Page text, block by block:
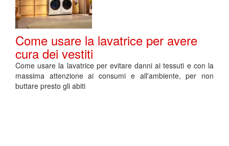
Come usare la lavatrice per avere
cura dei vestiti
Come usare la lavatrice per evitare danni ai tessuti e con la
massima attenzione ai consumi e all'ambiente, per non
buttare presto gli abiti